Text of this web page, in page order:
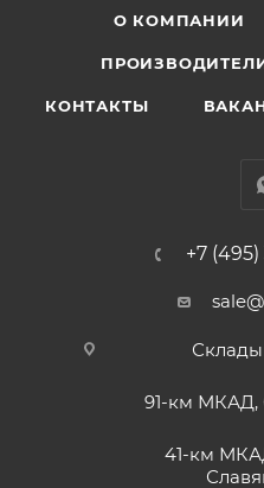
О КОМПАНИИ
КОНТАКТЫ
+7
91-км МКАД,
41-км